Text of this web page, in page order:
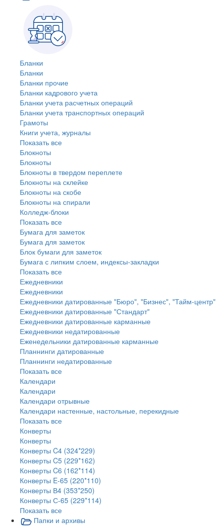
Бланки
Бланки
Бланки прочие
Бланки кадрового учета
Бланки учета расчетных операций
Бланки учета транспортных операций
Грамоты
Книги учета, журналы
Показать все
Блокноты
Блокноты
Блокноты в твердом переплете
Блокноты на склейке
Блокноты на скобе
Блокноты на спирали
Колледж-блоки
Показать все
Бумага для заметок
Бумага для заметок
Блок бумаги для заметок
Бумага с липким слоем, индексы-закладки
Показать все
Ежедневники
Ежедневники
Ежедневники датированные "Бюро", "Бизнес", "Тайм-центр"
Ежедневники датированные "Стандарт"
Ежедневники датированные карманные
Ежедневники недатированные
Еженедельники датированные карманные
Планнинги датированные
Планнинги недатированные
Показать все
Календари
Календари
Календари отрывные
Календари настенные, настольные, перекидные
Показать все
Конверты
Конверты
Конверты C4 (324*229)
Конверты C5 (229*162)
Конверты C6 (162*114)
Конверты E-65 (220*110)
Конверты В4 (353*250)
Конверты С-65 (229*114)
Показать все
Папки и архивы